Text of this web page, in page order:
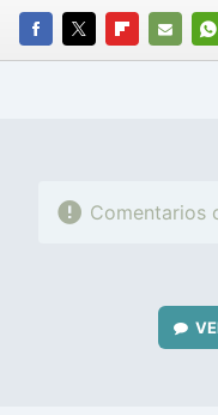
FACEBOOK
TWITTERFLIPBOARD
E-
Comentarios